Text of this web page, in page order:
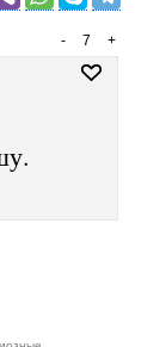
+
7
-